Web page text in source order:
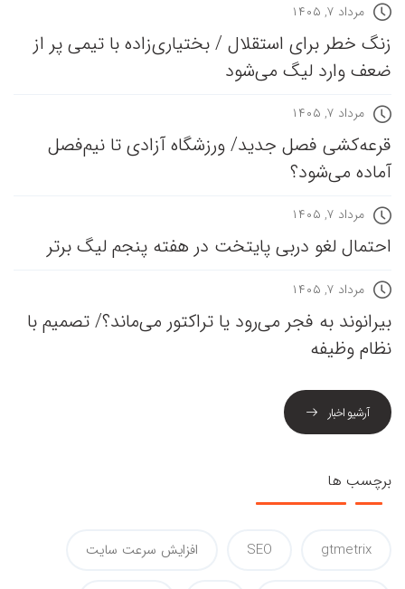
مرداد ۷, ۱۴۰۵
زنگ خطر برای استقلال / بختیاری‌زاده با تیمی پر از
ضعف وارد لیگ می‌شود
مرداد ۷, ۱۴۰۵
قرعه‎‌کشی فصل جدید/ ورزشگاه آزادی تا نیم‌فصل
آماده می‌شود؟
مرداد ۷, ۱۴۰۵
احتمال لغو دربی پایتخت در هفته پنجم لیگ برتر
مرداد ۷, ۱۴۰۵
بیرانوند به فجر می‌رود یا تراکتور می‌ماند؟/ تصمیم با
نظام وظیفه
آرشیو اخبار
برچسب ها
gtmetrix
SEO افزایش سرعت سایت